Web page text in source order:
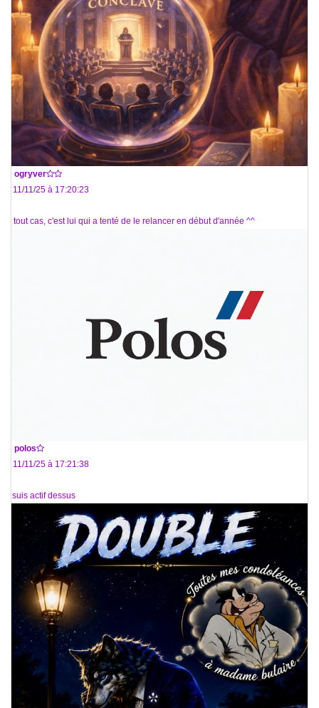
ogryver
Le 11/11/25 à 17:20:23
En tout cas, c'est lui qui a tenté de le relancer en début d'année ^^
polos
Le 11/11/25 à 17:21:38
Je suis actif dessus